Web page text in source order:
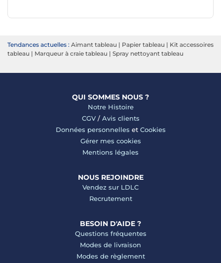
Tendances actuelles : Aimant tableau | Papier tableau | Kit accessoires
tableau | Marqueur à craie tableau | Spray nettoyant tableau
QUI SOMMES NOUS ?
Notre Histoire
CGV/ Avis clients
Données personnelles et Cookies
Gérer mes cookies
Mentions légales
NOUS REJOINDRE
Vendez sur LDLC
Recrutement
BESOIN D'AIDE ?
Questions fréquentes
Modes de livraison
Modes de règlement